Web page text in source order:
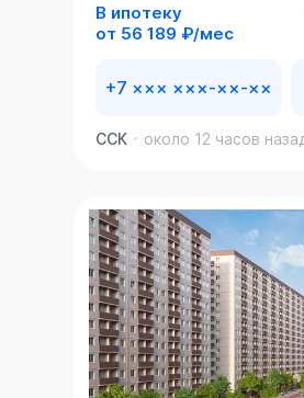
В ипотеку
от 56 189 ₽/мес
+7 ××× ×××-××-××
ССК около 12 часов